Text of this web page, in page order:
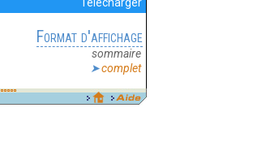
Format d'affichage
sommaire
complet